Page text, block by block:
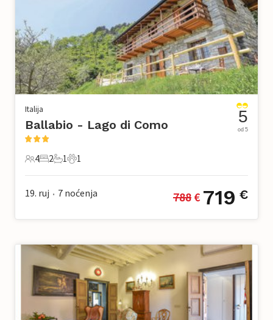
Italija
Ballabio - Lago di Como
4 Gosti
4
2 Spavaće sobe
2
1 Kupaonica
1
1 Kućni ljubimac
1
5
od 5
19. ruj • 7 noćenja 788 € 719 €